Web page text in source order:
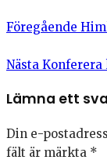
Föregående
Nästa Konferera
Lämna ett
Din e-
fält är märkta *